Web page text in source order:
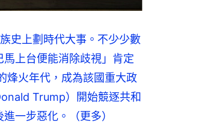
史上劃時代大事。不少少數
上台便能消除歧視」肯定
烽火年代，成為該國重大政
Trump）開始競逐共和
一步惡化。
（更多）